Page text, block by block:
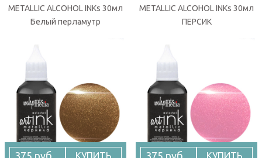
METALLIC ALCOHOL INKs 30мл
Белый перламутр
METALLIC ALCOHOL INKs 30мл
ПЕРСИК
375 руб КУПИТЬ 375 руб КУПИТЬ